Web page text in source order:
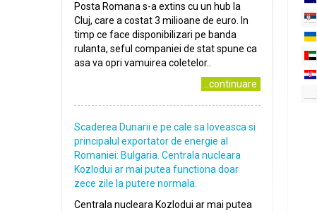
Posta Romana s-a extins cu un hub la
Cluj, care a costat 3 milioane de euro. In
timp ce face disponibilizari pe banda
rulanta, seful companiei de stat spune ca
asa va opri vamuirea coletelor..
..continuare
Scaderea Dunarii e pe cale sa loveasca si
principalul exportator de energie al
Romaniei: Bulgaria. Centrala nucleara
Kozlodui ar mai putea functiona doar
zece zile la putere normala.
Centrala nucleara Kozlodui ar mai putea